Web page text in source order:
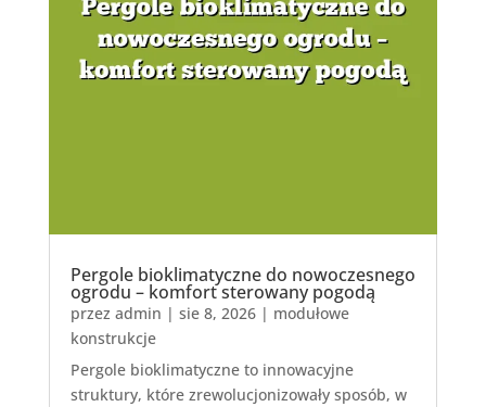
Pergole bioklimatyczne do nowoczesnego
ogrodu – komfort sterowany pogodą
przez admin | sie 8, 2026| modułowe
konstrukcje
Pergole bioklimatyczne to innowacyjne
struktury, które zrewolucjonizowały sposób, w